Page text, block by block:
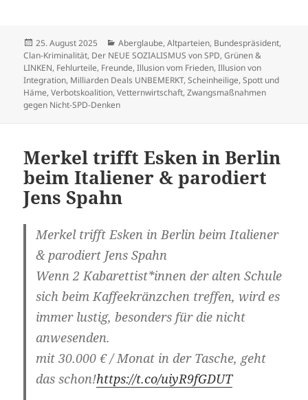
Veröffentlicht
am
25. August 2025 Kategorien
Aberglaube,Altparteien, Bundespräsident,
Clan-Kriminalität, Der NEUE SOZIALISMUS von SPD, Grünen &
LINKEN, Fehlurteile, Freunde,Illusion vom Frieden,Illusion von
Integration, Milliarden Deals UNBEMERKT,Scheinheilige,Spott und
Häme,Verbotskoalition,Vetternwirtschaft,Zwangsmaßnahmen
gegen Nicht-SPD-Denken
Merkel trifft Esken in Berlin
beim Italiener & parodiert
Jens Spahn
Merkel trifft Esken in Berlin beim Italiener
& parodiert Jens Spahn
Wenn 2 Kabarettist*innen der alten Schule
sich beim Kaffeekränzchen treffen, wird es
immer lustig, besonders für die nicht
anwesenden.
mit 30.000 € / Monat in der Tasche, geht
das schon!https://t.co/uiyR9fGDUT